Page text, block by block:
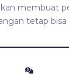
membuat
tetap